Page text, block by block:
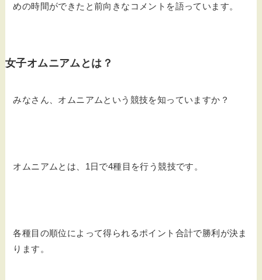
めの時間ができたと前向きなコメントを語っています。
女子オムニアムとは？
みなさん、オムニアムという競技を知っていますか？
オムニアムとは、1日で4種目を行う競技です。
各種目の順位によって得られるポイント合計で勝利が決ま
ります。